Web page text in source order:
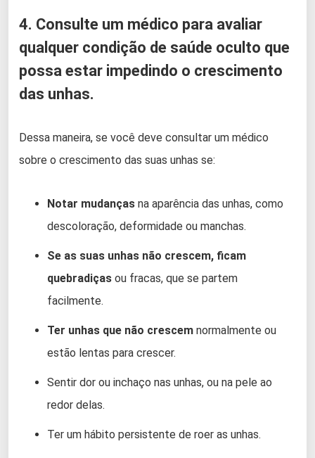
4. Consulte um médico para avaliar
qualquer condição de saúde oculto que
possa estar impedindo o crescimento
das unhas.
Dessa maneira, se você deve consultar um médico
sobre o crescimento das suas unhas se:
Notar mudanças na aparência das unhas, como
descoloração, deformidade ou manchas.
Se as suas unhas não crescem, ficam
quebradiças ou fracas, que se partem
facilmente.
Ter unhas que não crescem normalmente ou
estão lentas para crescer.
Sentir dor ou inchaço nas unhas, ou na pele ao
redor delas.
Ter um hábito persistente de roer as unhas.